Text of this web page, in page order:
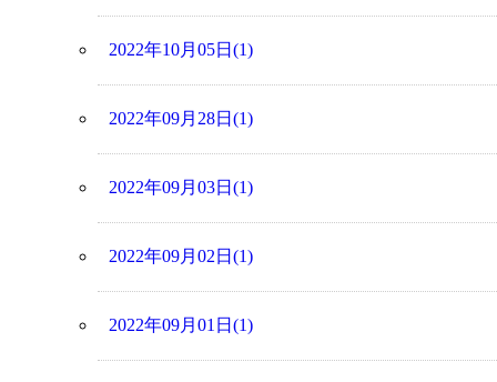
2022年10月05日(1)
2022年09月28日(1)
2022年09月03日(1)
2022年09月02日(1)
2022年09月01日(1)